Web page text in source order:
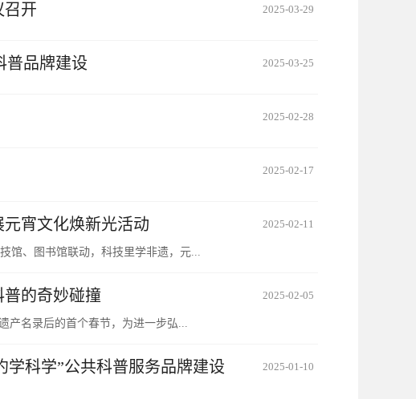
召开 2025-03-29
普品牌建设 2025-03-25
2025-02-28
2025-02-17
宵文化焕新光活动 2025-02-11
馆、图书馆联动，科技里学非遗，元...
的奇妙碰撞 2025-02-05
产名录后的首个春节，为进一步弘...
科学”公共科普服务品牌建设
2025-01-10